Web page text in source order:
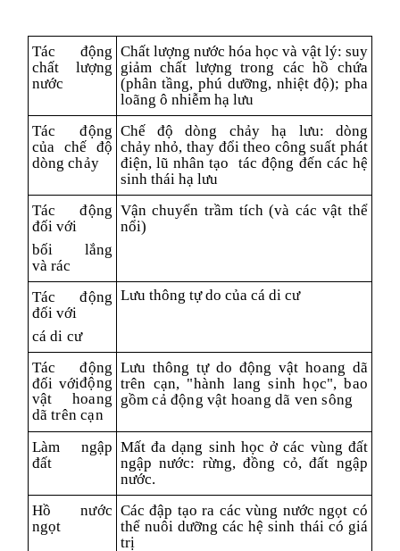
Tác động
chất lượng
nước
Chất lượng nước hóa học và vật lý: suy
giảm chất lượng trong các hồ chứa
(phân tầng, phú dưỡng, nhiệt độ); pha
loãng ô nhiễm hạ lưu
Tác động
của chế độ
dòng chảy
Chế độ dòng chảy hạ lưu: dòng
chảynhỏ, thay đổi theo công suất phát
điện, lũnhân tạo tác động đếncác hệ
sinh thái hạ lưu
Tác động
đối với
bốilắng
và rác
Vận chuyển trầm tích (và các vật thể
nổi)
Tác động
đối với
cá di cư
Lưu thông tự do của cá di cư
Tác động
đối vớiđộng
vật hoang
dã trên cạn
Lưu thông tự do động vật hoang dã
trên cạn, "hành lang sinh học", bao
gồm cả động vật hoang dã ven sông
Làm ngập
đất
Mất đa dạng sinh học ở các vùng đất
ngập nước: rừng, đồng cỏ, đất ngập
nước.
Hồ nước
ngọt
Các đập tạo ra các vùng nước ngọt có
thể nuôi dưỡng các hệ sinh thái có giá
trị